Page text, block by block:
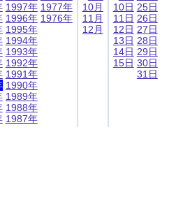
1997年
1996年
1995年
1994年
1993年
1992年
1991年
1990年
1989年
1988年
1987年
1977年
1976年
10月
11月
12月
10日
11日
12日
13日
14日
15日
25日
26日
27日
28日
29日
30日
31日